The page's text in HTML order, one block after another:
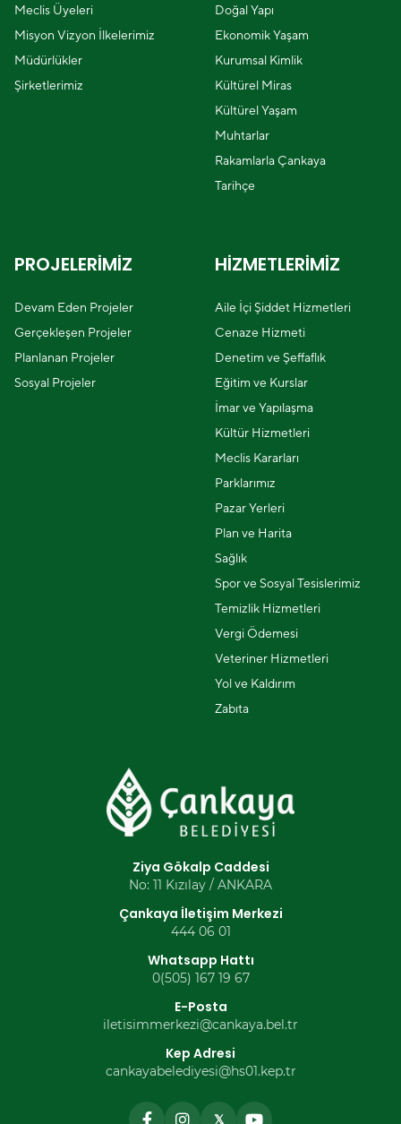
Meclis Üyeleri
Misyon Vizyon İlkelerimiz
Müdürlükler
Şirketlerimiz
Doğal Yapı
Ekonomik Yaşam
Kurumsal Kimlik
Kültürel Miras
Kültürel Yaşam
Muhtarlar
Rakamlarla Çankaya
Tarihçe
PROJELERİMİZ
Devam Eden Projeler
Gerçekleşen Projeler
Planlanan Projeler
Sosyal Projeler
HİZMETLERİMİZ
Aile İçi Şiddet Hizmetleri
Cenaze Hizmeti
Denetim ve Şeffaflık
Eğitim ve Kurslar
İmar ve Yapılaşma
Kültür Hizmetleri
Meclis Kararları
Parklarımız
Pazar Yerleri
Plan ve Harita
Sağlık
Spor ve Sosyal Tesislerimiz
Temizlik Hizmetleri
Vergi Ödemesi
Veteriner Hizmetleri
Yol ve Kaldırım
Zabıta
Ziya Gökalp Caddesi
No: 11 Kızılay / ANKARA
Çankaya İletişim Merkezi
444 06 01
Whatsapp Hattı
0(505) 167 19 67
E-Posta
iletisimmerkezi@cankaya.bel.tr
Kep Adresi
cankayabelediyesi@hs01.kep.tr
𝕏